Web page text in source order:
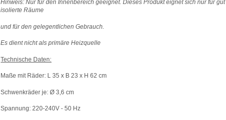
Hinweis: Nur für den Innenbereich geeignet. Dieses Produkt eignet sich nur für gut
isolierte Räume
und für den gelegentlichen Gebrauch.
Es dient nicht als primäre Heizquelle
Technische Daten:
Maße mit Räder: L 35 x B 23 x H 62 cm
Schwenkräder je:Ø 3,6 cm
Spannung: 220-240V - 50 Hz